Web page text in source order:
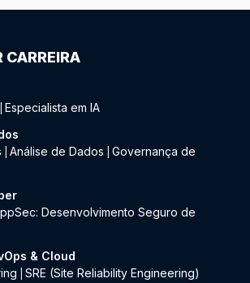
CARREIRA
Especialista em IA
Análise de Dados
Governança de
Desenvolvimento Seguro de
& Cloud
SRE (Site Reliability Engineering)